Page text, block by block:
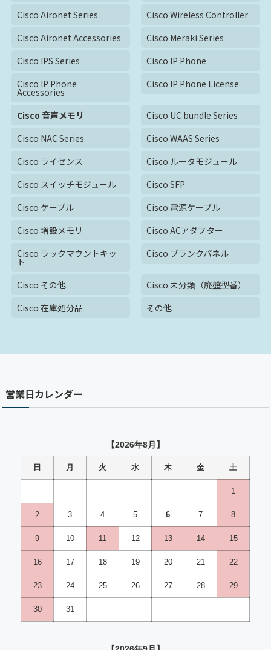
Cisco Aironet Series
Cisco Wireless Controller
Cisco Aironet Accessories
Cisco Meraki Series
Cisco IPS Series
Cisco IP Phone
Cisco IP Phone
Accessories
Cisco IP Phone License
Cisco 音声メモリ
Cisco UC bundle Series
Cisco NAC Series
Cisco WAAS Series
Cisco ライセンス
Cisco ルータモジュール
Cisco スイッチモジュール
Cisco SFP
Cisco ケーブル
Cisco 電源ケーブル
Cisco 増設メモリ
Cisco ACアダプター
Cisco ラックマウントキッ
ト
Cisco ブランクパネル
Cisco その他
Cisco 未分類（廃盤型番）
Cisco 在庫処分品
その他
営業日カレンダー